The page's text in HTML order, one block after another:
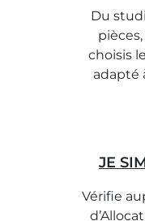
Du
choisis
adapté
JE
Vérifie